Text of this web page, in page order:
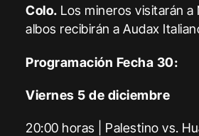
Colo. Los mineros visitarán a
albos recibirán a Audax
Programación Fecha 30:
Viernes 5 de diciembre
20:00 horas | Palestino vs.